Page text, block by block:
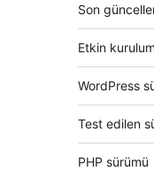
Son
Etkin
WordPress
Test edilen
PHP sürümü